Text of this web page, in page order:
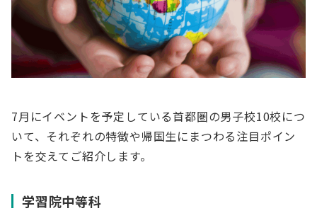
7月にイベントを予定している首都圏の男子校10校につ
いて、それぞれの特徴や帰国生にまつわる注目ポイン
トを交えてご紹介します。
学習院中等科